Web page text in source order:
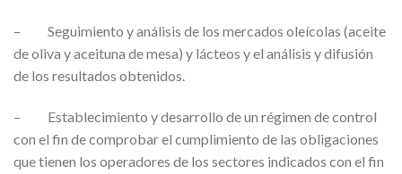
– Seguimiento y análisis de los mercados oleícolas (aceite
de oliva y aceituna de mesa) y lácteos y el análisis y difusión
de los resultados obtenidos.
– Establecimiento y desarrollo de un régimen de control
con el fin de comprobar el cumplimiento de las obligaciones
que tienen los operadores de los sectores indicados con el fin